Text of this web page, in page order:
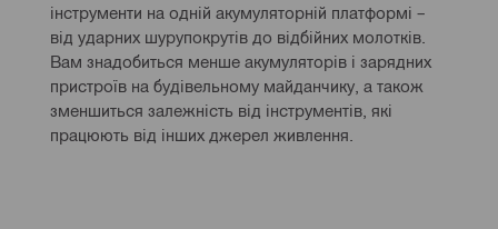
інструменти на одній акумуляторній платформі –
від ударних шурупокрутів до відбійних молотків.
Вам знадобиться менше акумуляторів і зарядних
пристроїв на будівельному майданчику, а також
зменшиться залежність від інструментів, які
працюють від інших джерел живлення.